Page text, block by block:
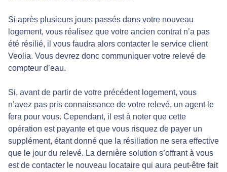
Si après plusieurs jours passés dans votre nouveau
logement, vous réalisez que votre ancien contrat n’a pas
été résilié, il vous faudra alors contacter le service client
Veolia. Vous devrez donc communiquer votre relevé de
compteur d’eau.
Si, avant de partir de votre précédent logement, vous
n’avez pas pris connaissance de votre relevé, un agent le
fera pour vous. Cependant, il est à noter que cette
opération est payante et que vous risquez de payer un
supplément, étant donné que la résiliation ne sera effective
que le jour du relevé. La dernière solution s’offrant à vous
est de contacter le nouveau locataire qui aura peut-être fait